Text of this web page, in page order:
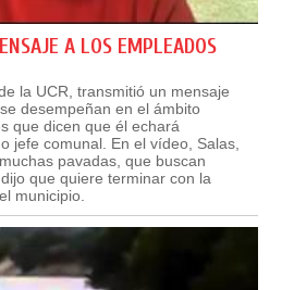
A LOS EMPLEADOS
la UCR, transmitió un mensaje
desempeñan en el ámbito
que dicen que él echará
jefe comunal. En el vídeo, Salas,
pavadas, que buscan
que quiere terminar con la
municipio.